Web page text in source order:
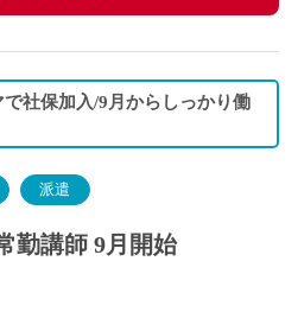
社保加入/9月からしっかり働
派遣
勤講師 9月開始